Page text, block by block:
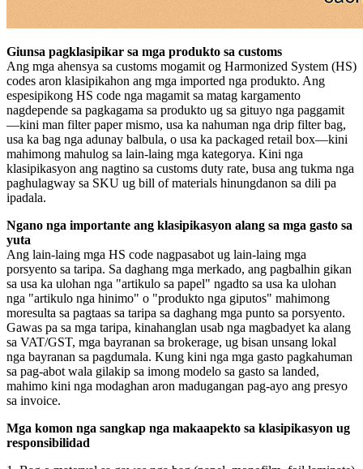
Giunsa pagklasipikar sa mga produkto sa customs
Ang mga ahensya sa customs mogamit og Harmonized System (HS)
codes aron klasipikahon ang mga imported nga produkto. Ang
espesipikong HS code nga magamit sa matag kargamento
nagdepende sa pagkagama sa produkto ug sa gituyo nga paggamit
—kini man filter paper mismo, usa ka nahuman nga drip filter bag,
usa ka bag nga adunay balbula, o usa ka packaged retail box—kini
mahimong mahulog sa lain-laing mga kategorya. Kini nga
klasipikasyon ang nagtino sa customs duty rate, busa ang tukma nga
paghulagway sa SKU ug bill of materials hinungdanon sa dili pa
ipadala.
Ngano nga importante ang klasipikasyon alang sa mga gasto sa
yuta
Ang lain-laing mga HS code nagpasabot ug lain-laing mga
porsyento sa taripa. Sa daghang mga merkado, ang pagbalhin gikan
sa usa ka ulohan nga "artikulo sa papel" ngadto sa usa ka ulohan
nga "artikulo nga hinimo" o "produkto nga giputos" mahimong
moresulta sa pagtaas sa taripa sa daghang mga punto sa porsyento.
Gawas pa sa mga taripa, kinahanglan usab nga magbadyet ka alang
sa VAT/GST, mga bayranan sa brokerage, ug bisan unsang lokal
nga bayranan sa pagdumala. Kung kini nga mga gasto pagkahuman
sa pag-abot wala gilakip sa imong modelo sa gasto sa landed,
mahimo kini nga modaghan aron madugangan pag-ayo ang presyo
sa invoice.
Mga komon nga sangkap nga makaapekto sa klasipikasyon ug
responsibilidad